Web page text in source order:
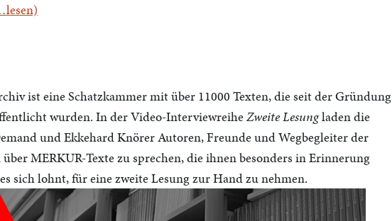
ist eine Schatzkammer mit über 11000 Texten, die seit der Gründung
wurden. In der Video-InterviewreiheZweite Lesungladen die
und Ekkehard Knörer Autoren, Freunde und Wegbegleiter der
MERKUR-Texte zu sprechen, die ihnen besonders in Erinnerung
sich lohnt, für eine zweite Lesung zur Hand zu nehmen.